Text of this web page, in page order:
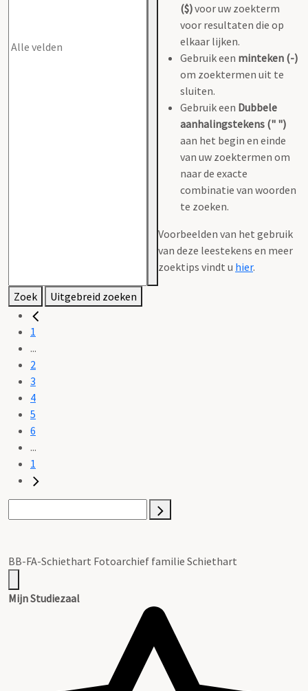
($)voor uw zoekterm
voor resultaten die op
elkaar lijken.
Gebruik een minteken (-)
om zoektermen uit te
sluiten.
Gebruik een Dubbele
aanhalingstekens (" ")
aan het begin en einde
van uw zoektermen om
naar de exacte
combinatie van woorden
te zoeken.
Voorbeelden van het gebruik
van deze leestekens en meer
zoektips vindt u hier.
Zoek Uitgebreid zoeken
1
...
2
3
4
5
6
...
1
BB-FA-Schiethart Fotoarchief familie Schiethart
Mijn Studiezaal